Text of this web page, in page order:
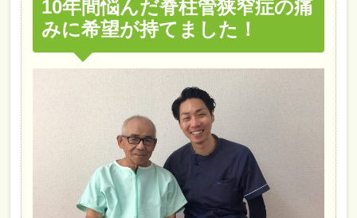
10年間悩んだ脊柱管狭窄症の痛
みに希望が持てました！